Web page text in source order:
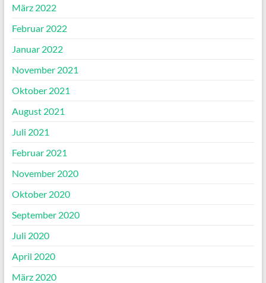
März 2022
Februar 2022
Januar 2022
November 2021
Oktober 2021
August 2021
Juli 2021
Februar 2021
November 2020
Oktober 2020
September 2020
Juli 2020
April 2020
März 2020